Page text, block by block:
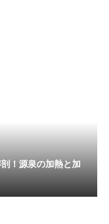
！源泉の加熱と加